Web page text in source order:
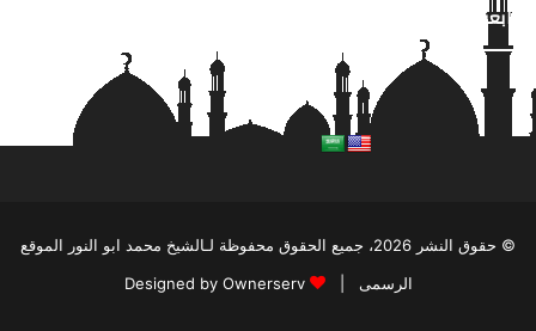
تابعنا على فيسبوك
© حقوق النشر 2026، جميع الحقوق محفوظة لـالشيخ محمد ابو النور الموقع
الرسمى |
Designed by Ownerserv